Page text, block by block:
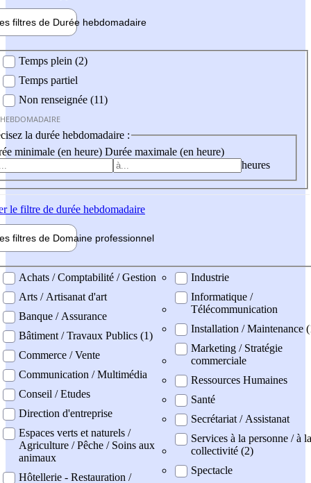
filtres de Durée hebdomadaire
Temps plein (2)
Temps partiel
Non renseignée (11)
la durée hebdomadaire :
minimale (en heure) Durée maximale (en heure)
heures
le filtre de durée hebdomadaire
filtres de Domaine professionnel
professionel
Achats / Comptabilité / Gestion
Arts / Artisanat d'art
Banque / Assurance
Bâtiment / Travaux Publics (1)
Commerce / Vente
Communication / Multimédia
Conseil / Etudes
Direction d'entreprise
Espaces verts et naturels /
Agriculture / Pêche / Soins aux
animaux
Hôtellerie - Restauration /
Industrie
Informatique /
Télécommunication
Installation / Maintenance
Marketing / Stratégie
commerciale
Ressources Humaines
Santé
Secrétariat / Assistanat
Services à la personne / à la
collectivité (2)
Spectacle